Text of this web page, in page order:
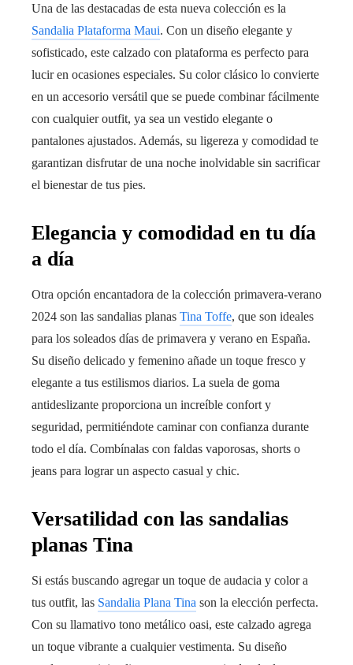
Una de las destacadas de esta nueva colección es la
Sandalia Plataforma Maui. Con un diseño elegante y
sofisticado, este calzado con plataforma es perfecto para
lucir en ocasiones especiales. Su color clásico lo convierte
en un accesorio versátil que se puede combinar fácilmente
con cualquier outfit, ya sea un vestido elegante o
pantalones ajustados. Además, su ligereza y comodidad te
garantizan disfrutar de una noche inolvidable sin sacrificar
el bienestar de tus pies.
Elegancia y comodidad en tu día
a día
Otra opción encantadora de la colección primavera-verano
2024 son las sandalias planas Tina Toffe, que son ideales
para los soleados días de primavera y verano en España.
Su diseño delicado y femenino añade un toque fresco y
elegante a tus estilismos diarios. La suela de goma
antideslizante proporciona un increíble confort y
seguridad, permitiéndote caminar con confianza durante
todo el día. Combínalas con faldas vaporosas, shorts o
jeans para lograr un aspecto casual y chic.
Versatilidad con las sandalias
planas Tina
Si estás buscando agregar un toque de audacia y color a
tus outfit, las Sandalia Plana Tina son la elección perfecta.
Con su llamativo tono metálico oasi, este calzado agrega
un toque vibrante a cualquier vestimenta. Su diseño